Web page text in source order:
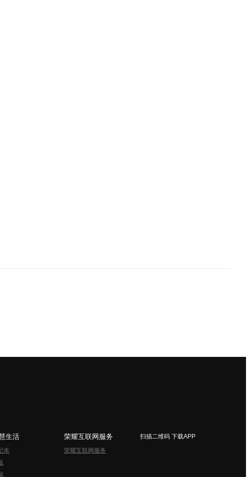
生活
本
荣耀互联网服务
荣耀互联网服务
扫描二维码 下载APP